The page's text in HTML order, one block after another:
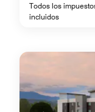
Todos los
incluidos